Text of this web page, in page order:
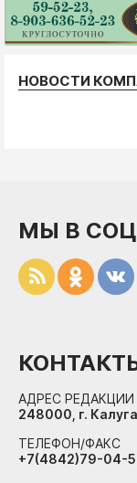
НОВОСТИ
МЫ В
АДРЕС РЕДАКЦИИ
248000, г.
ТЕЛЕФОН/ФАКС
+7(4842)79-04-